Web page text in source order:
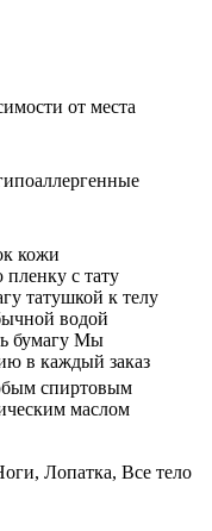
от места
кожи
с тату
татушкой к телу
водой
бумагу Мы
в каждый заказ
спиртовым
маслом
Лопатка, Все тело